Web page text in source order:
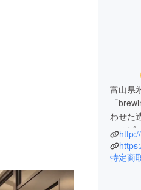
富山県
「
わせた
いのビ
2018年
在は缶
ルー
楽し
特定商